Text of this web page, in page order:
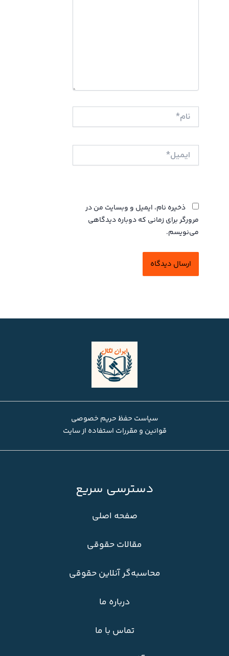
نام*
ایمیل*
ذخیره نام، ایمیل و وبسایت من در
مرورگر برای زمانی که دوباره دیدگاهی
می‌نویسم.
سیاست حفظ حریم خصوصی
قوانین و مقررات استفاده از سایت
دسترسی سریع
صفحه اصلی
مقالات حقوقی
محاسبه‌گر آنلاین حقوقی
درباره ما
تماس با ما